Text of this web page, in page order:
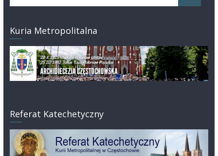
Kuria Metropolitalna
Referat Katechetyczny